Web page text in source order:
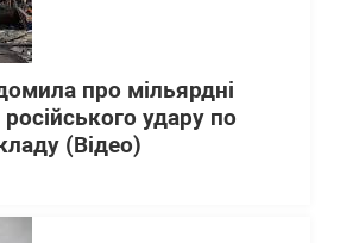
про мільярдні
удару по
(Відео)